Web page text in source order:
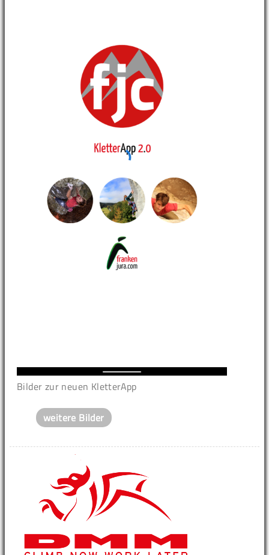
Bilder zur neuen KletterApp
weitere Bilder